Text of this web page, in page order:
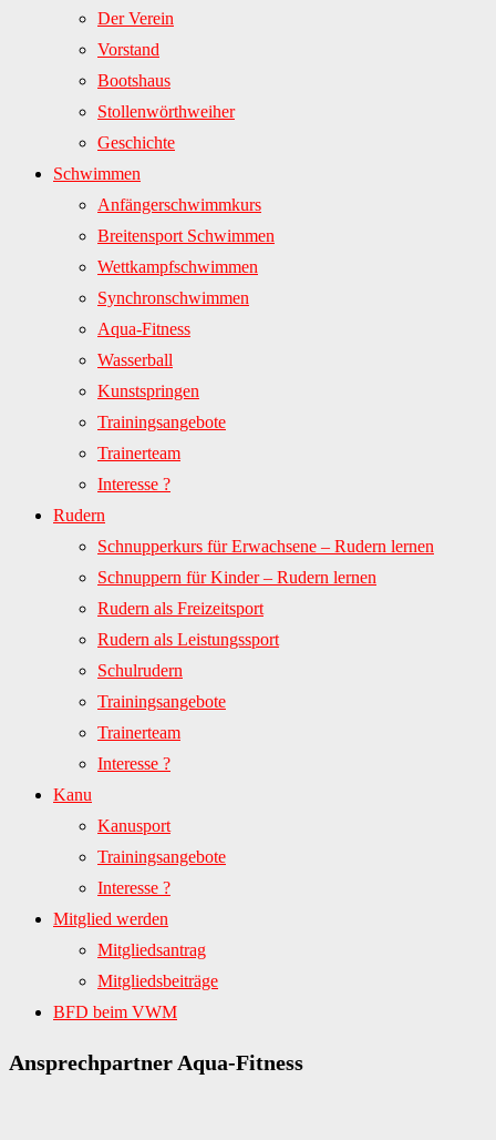
Der Verein
Vorstand
Bootshaus
Stollenwörthweiher
Geschichte
Schwimmen
Anfängerschwimmkurs
Breitensport Schwimmen
Wettkampfschwimmen
Synchronschwimmen
Aqua-Fitness
Wasserball
Kunstspringen
Trainingsangebote
Trainerteam
Interesse ?
Rudern
Schnupperkurs für Erwachsene – Rudern lernen
Schnuppern für Kinder – Rudern lernen
Rudern als Freizeitsport
Rudern als Leistungssport
Schulrudern
Trainingsangebote
Trainerteam
Interesse ?
Kanu
Kanusport
Trainingsangebote
Interesse ?
Mitglied werden
Mitgliedsantrag
Mitgliedsbeiträge
BFD beim VWM
Ansprechpartner Aqua-Fitness